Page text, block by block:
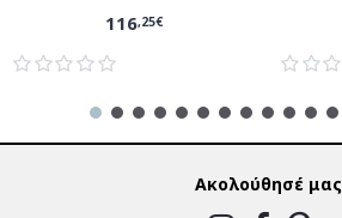
116,25€
Ακολούθησέ μας